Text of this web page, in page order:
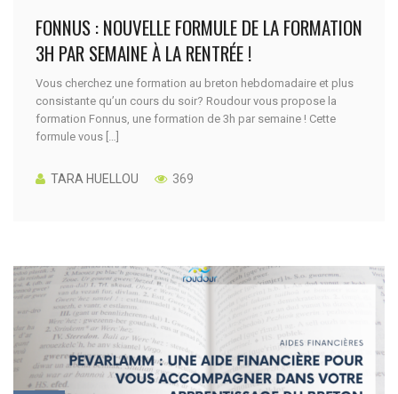
FONNUS : NOUVELLE FORMULE DE LA FORMATION
3H PAR SEMAINE À LA RENTRÉE !
Vous cherchez une formation au breton hebdomadaire et plus
consistante qu’un cours du soir? Roudour vous propose la
formation Fonnus, une formation de 3h par semaine ! Cette
formule vous […]
TARA HUELLOU 369